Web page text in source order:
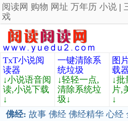
阅读网 购物 网址 万年历 小说 |
戏
TxT小说阅
读器
↓小说语音阅
读,小说下载
↓
一键清除系
统垃圾
↓轻轻一点,
清除系统垃
圾↓
图
载
↓批
片,
↓
佛经: 故事 佛经 佛经精华 心经